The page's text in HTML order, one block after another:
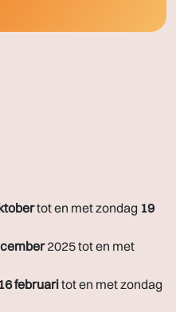
tot en met zondag 19
2025 tot en met
16 februaritot en met zondag